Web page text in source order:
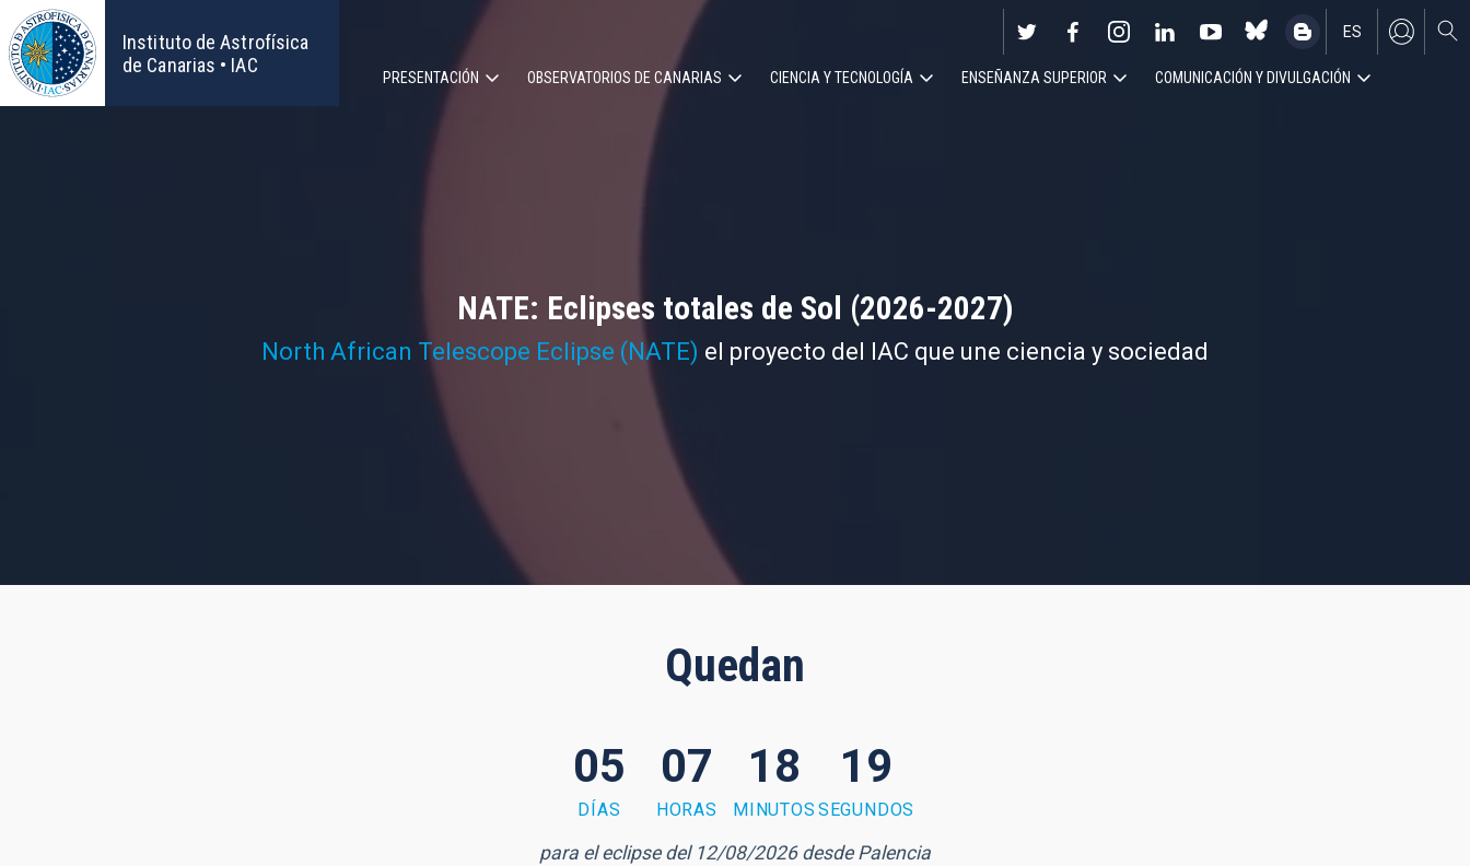
Pasar
al
contenido
principal
Instituto de Astrofísica
de Canarias • IAC
EN
ES
Navegación
principal
PRESENTACIÓN OBSERVATORIOS DE CANARIAS CIENCIA Y TECNOLOGÍA ENSEÑANZA SUPERIOR COMUNICACIÓN Y DIVULGACIÓN
NATE: Eclipses totales de Sol (2026-2027)
North African Telescope Eclipse (NATE) el proyecto del IAC que une ciencia y sociedad
Quedan
05
DÍAS
07
HORAS
18
MINUTOS
17
SEGUNDOS
para el eclipse del 12/08/2026 desde Palencia